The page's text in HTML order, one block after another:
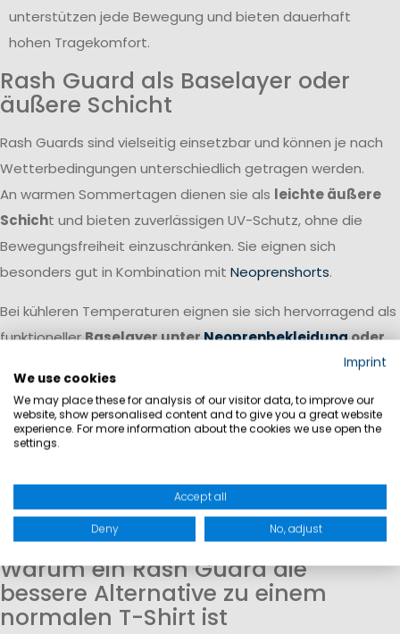
unterstützen jede Bewegung und bieten dauerhaft
hohen Tragekomfort.
Rash Guard als Baselayer oder
äußere Schicht
Rash Guards sind vielseitig einsetzbar und können je nach
Wetterbedingungen unterschiedlich getragen werden.
An warmen Sommertagen dienen sie als leichte äußere
Schicht und bieten zuverlässigen UV-Schutz, ohne die
Bewegungsfreiheit einzuschränken. Sie eignen sich
besonders gut in Kombination mit Neoprenshorts.
Bei kühleren Temperaturen eignen sie sich hervorragend als
funktionellerBaselayer unterNeoprenbekleidungoder
. Sie transportieren Feuchtigkeit
von der Haut weg, sorgen für ein angenehmes Körperklima
und erhöhen gleichzeitig den Tragekomfort unter enger
anliegender Bekleidung.
dazu nochNeoprenschuhe, eineSchwimmwesteso wie
wasserdichte Taschen
Warum ein Rash Guard die
bessere Alternative zu einem
normalen T-Shirt ist
Imprint
We use cookies
We may place these for analysis of our visitor data, to improve our
website, show personalised content and to give you a great website
experience. For more information about the cookies we use open the
settings.
Accept all
Deny No, adjust